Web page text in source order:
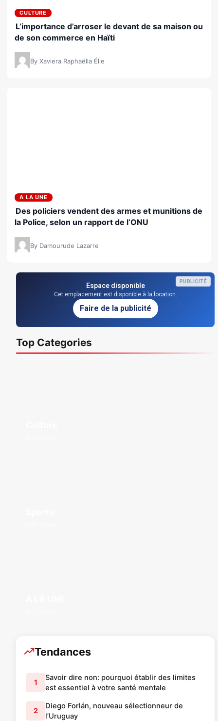
CULTURE
L’importance d’arroser le devant de sa maison ou
de son commerce en Haïti
By Xaviera Raphaëlla Élie
A LA UNE
Des policiers vendent des armes et munitions de
la Police, selon un rapport de l’ONU
By Damourude Lazarre
PUBLICITÉ
Espace disponible
Cet emplacement est disponible à la location.
Faire de la publicité
Top Categories
Tendances
1
Savoir dire non: pourquoi établir des limites
est essentiel à votre santé mentale
2
Diego Forlán, nouveau sélectionneur de
l’Uruguay